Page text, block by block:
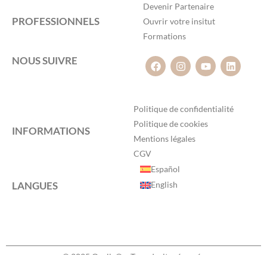
PROFESSIONNELS
Devenir Partenaire
Ouvrir votre insitut
Formations
NOUS SUIVRE
INFORMATIONS
Politique de confidentialité
Politique de cookies
Mentions légales
CGV
LANGUES
Español
English